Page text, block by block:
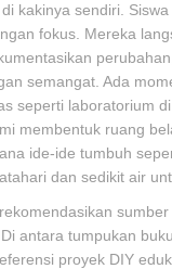
kakinya sendiri.
fokus. Mereka
semangat. Ada
seperti laboratorium
membentuk ruang
ide-ide tumbuh
dan sedikit air
antara tumpukan
proyek DIY